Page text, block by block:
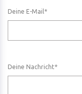
Deine E-Mail*
Deine Nachricht*